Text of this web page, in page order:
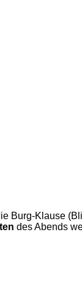
Burg-Klause
des Abends